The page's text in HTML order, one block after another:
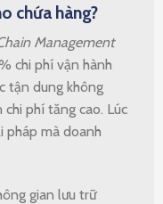
chứa hàng?
Management
chi phí vận hành
tận dung không
chi phí tăng cao. Lúc
pháp mà doanh
gian lưu trữ